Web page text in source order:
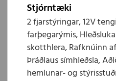
Stjórntæki
2 fjarstýringar, 12V
farþegarýmis,
skotthlera, Rafknúinn
Þráðlaus símhleðsla,
hemlunar- og